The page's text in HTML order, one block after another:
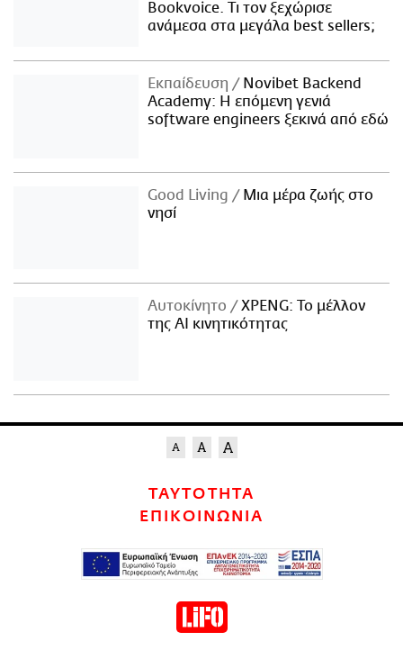
Bookvoice. Τι τον ξεχώρισε
ανάμεσα στα μεγάλα best sellers;
Εκπαίδευση
Novibet Backend
Academy: Η επόμενη γενιά
software engineers ξεκινά από εδώ
Good Living
Μια μέρα ζωής στο
νησί
Αυτοκίνητο
XPENG: Το μέλλον
της AI κινητικότητας
ΤΑΥΤΟΤΗΤΑ
ΕΠΙΚΟΙΝΩΝΙΑ